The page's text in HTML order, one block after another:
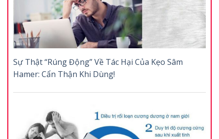
Sự Thật “Rúng Động” Về Tác Hại Của Kẹo Sâm
Hamer: Cẩn Thận Khi Dùng!